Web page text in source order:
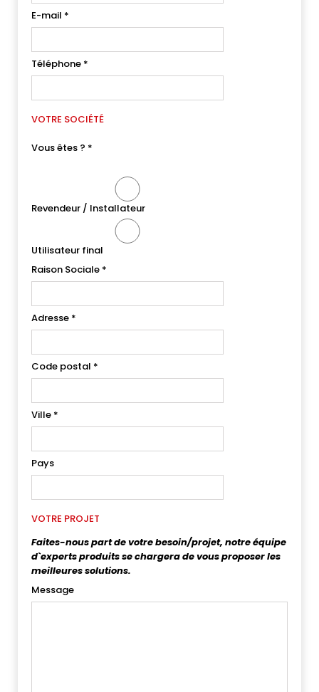
E-mail *
Téléphone *
VOTRE SOCIÉTÉ
Vous êtes ? *
Revendeur / Installateur
Utilisateur final
Raison Sociale *
Adresse *
Code postal *
Ville *
Pays
VOTRE PROJET
Faites-nous part de votre besoin/projet, notre équipe
d`experts produits se chargera de vous proposer les
meilleures solutions.
Message